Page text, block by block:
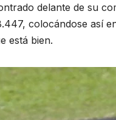
delante de su
colocándose así
está bien.